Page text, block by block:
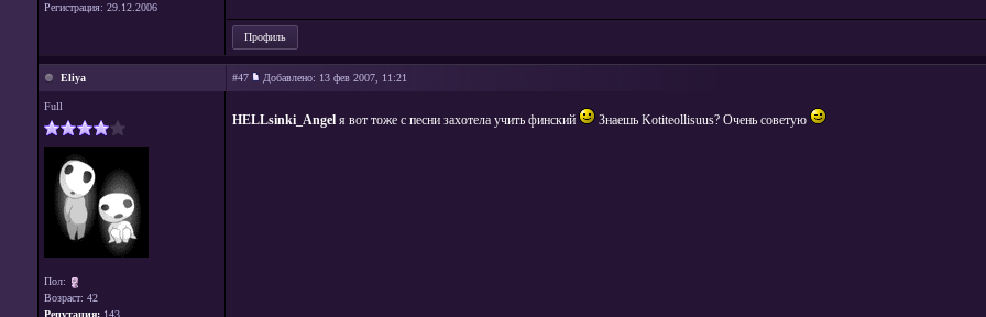
Регистрация: 29.12.2006
Профиль
Eliya
Full
Пол:
Возраст: 42
Репутация: 143
#47 Добавлено: 13 фев 2007, 11:21
HELLsinki_Angelя вот тоже с песни захотела учить финский Знаешь Kotiteollisuus? Очень советую